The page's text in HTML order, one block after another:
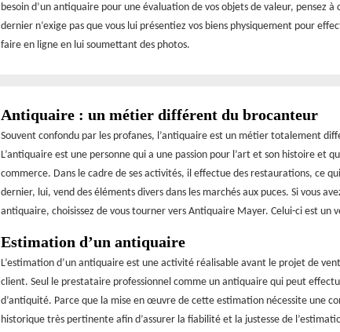
besoin d’un antiquaire pour une évaluation de vos objets de valeur, pensez
dernier n’exige pas que vous lui présentiez vos biens physiquement pour
faire en ligne en lui soumettant des photos.
Antiquaire : un métier différent du brocanteur
Souvent confondu par les profanes, l’antiquaire est un métier totalement
L’antiquaire est une personne qui a une passion pour l’art et son histoire et
commerce. Dans le cadre de ses activités, il effectue des restaurations, ce
dernier, lui, vend des éléments divers dans les marchés aux puces. Si vous
antiquaire, choisissez de vous tourner vers Antiquaire Mayer. Celui-ci est un
Estimation d’un antiquaire
L’estimation d’un antiquaire est une activité réalisable avant le projet de
client. Seul le prestataire professionnel comme un antiquaire qui peut
d’antiquité. Parce que la mise en œuvre de cette estimation nécessite une
historique très pertinente afin d’assurer la fiabilité et la justesse de